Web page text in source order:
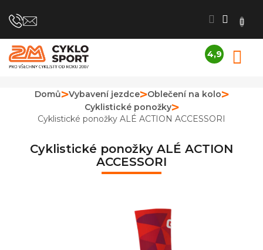
na
4,9
obchodu
je
z
Domů Vybavení jezdce
Oblečení na kolo
Cyklistické ponožky
Cyklistické ponožky ALÉ ACTION ACCESSORI
Cyklistické ponožky ALÉ ACTION
ACCESSORI